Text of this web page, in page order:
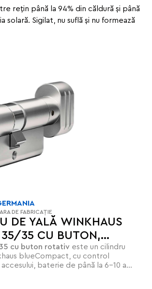
rețin până la 94% din căldură și până
solară. Sigilat, nu suflă și nu formează
DE YALĂ WINKHAUS
35 CU BUTON,
cu buton rotativ
blueCompact, cu control
baterie de până la 6-10 ani
DE FABRICAȚIE